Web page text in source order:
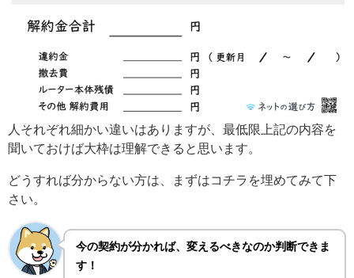
人それぞれ細かい違いはありますが、最低限上記の内容を
聞いておけば大枠は理解できると思います。
どうすれば分からない方は、まずはコチラを埋めてみて下
さい。
今の契約が分かれば、変えるべきなのか判断できま
す！